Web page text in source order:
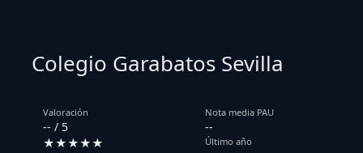
Colegio Garabatos Sevilla
Valoración
-- / 5
★★★★★
Nota media PAU
--
Último año